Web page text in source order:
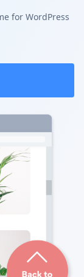
for WordPress